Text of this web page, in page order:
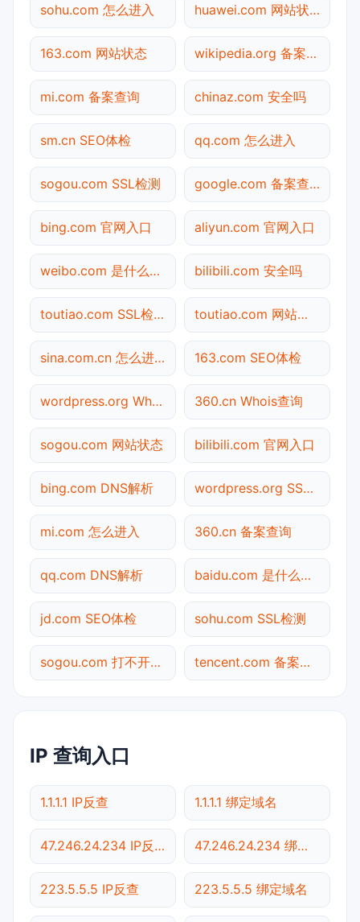
sohu.com 怎么进入 huawei.com 网站状态
163.com 网站状态 wikipedia.org 备案查询
mi.com 备案查询 chinaz.com 安全吗
sm.cn SEO体检 qq.com 怎么进入
sogou.com SSL检测 google.com 备案查询
bing.com 官网入口 aliyun.com 官网入口
weibo.com 是什么网站 bilibili.com 安全吗
toutiao.com SSL检测 toutiao.com 网站状态
sina.com.cn 怎么进入 163.com SEO体检
wordpress.org Whois查询 360.cn Whois查询
sogou.com 网站状态 bilibili.com 官网入口
bing.com DNS解析 wordpress.org SSL检测
mi.com 怎么进入 360.cn 备案查询
qq.com DNS解析 baidu.com 是什么网站
jd.com SEO体检 sohu.com SSL检测
sogou.com 打不开检测 tencent.com 备案查询
IP 查询入口
1.1.1.1 IP反查 1.1.1.1 绑定域名
47.246.24.234 IP反查 47.246.24.234 绑定域名
223.5.5.5 IP反查 223.5.5.5 绑定域名